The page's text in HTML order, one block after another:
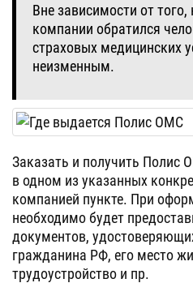
Вне зависимости от
компании обратился
страховых медицинских
неизменным.
Заказать и получить
в одном из указанных
компанией пункте. При
необходимо будет
документов,
гражданина РФ, его место
трудоустройство и пр.